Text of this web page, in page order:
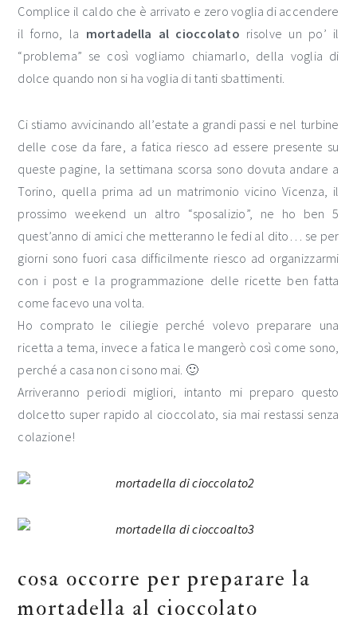
Complice il caldo che è arrivato e zero voglia di accendere
il forno, la mortadella al cioccolato risolve un po’ il
“problema” se così vogliamo chiamarlo, della voglia di
dolce quando non si ha voglia di tanti sbattimenti.
Ci stiamo avvicinando all’estate a grandi passi e nel turbine
delle cose da fare, a fatica riesco ad essere presente su
queste pagine, la settimana scorsa sono dovuta andare a
Torino, quella prima ad un matrimonio vicino Vicenza, il
prossimo weekend un altro “sposalizio”, ne ho ben 5
quest’anno di amici che metteranno le fedi al dito… se per
giorni sono fuori casa difficilmente riesco ad organizzarmi
con i post e la programmazione delle ricette ben fatta
come facevo una volta.
Ho comprato le ciliegie perché volevo preparare una
ricetta a tema, invece a fatica le mangerò così come sono,
perché a casa non ci sono mai. 🙂
Arriveranno periodi migliori, intanto mi preparo questo
dolcetto super rapido al cioccolato, sia mai restassi senza
colazione!
cosa occorre per preparare la
mortadella al cioccolato